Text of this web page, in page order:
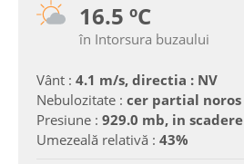
16.5 ºC
în Intorsura buzaului
Vânt : 4.1 m/s, directia : NV
Nebulozitate : cer partial noros
Presiune : 929.0 mb, in scadere
Umezeală relativă : 43%